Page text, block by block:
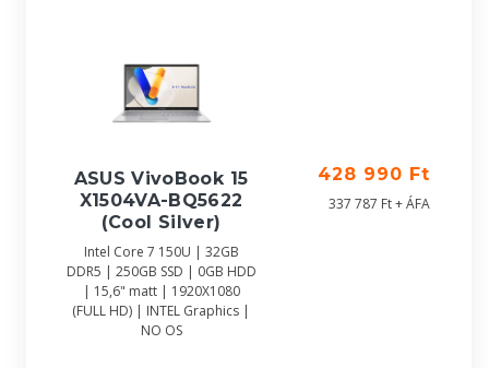
ASUS VivoBook 15
X1504VA-BQ5622
(Cool Silver)
Intel Core 7 150U | 32GB
DDR5 | 250GB SSD | 0GB HDD
| 15,6" matt | 1920X1080
(FULL HD) | INTEL Graphics |
NO OS
428 990 Ft
337 787 Ft + ÁFA